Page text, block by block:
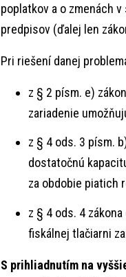
poplatkov a o zmenách
predpisov (ďalej len
Pri riešení danej
z § 2 písm. e)
zariadenie
z § 4 ods. 3 písm.
dostatočnú
za obdobie piatich
z § 4 ods. 4
fiskálnej tlačiarni
S prihliadnutím na